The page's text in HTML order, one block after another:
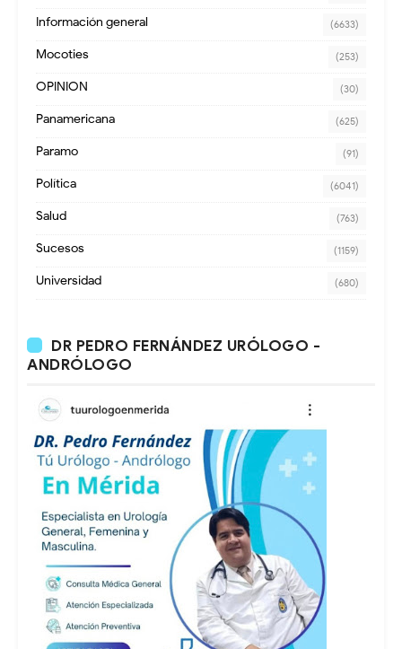
Información general (6633)
Mocoties (253)
OPINION (30)
Panamericana (625)
Paramo (91)
Política (6041)
Salud (763)
Sucesos (1159)
Universidad (680)
DR PEDRO FERNÁNDEZ URÓLOGO -
ANDRÓLOGO